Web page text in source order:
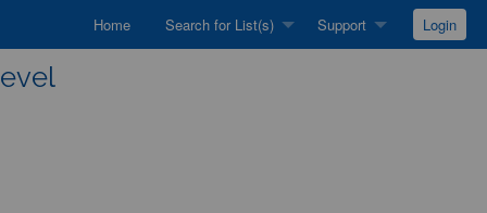
Home Search for List(s) Support Login